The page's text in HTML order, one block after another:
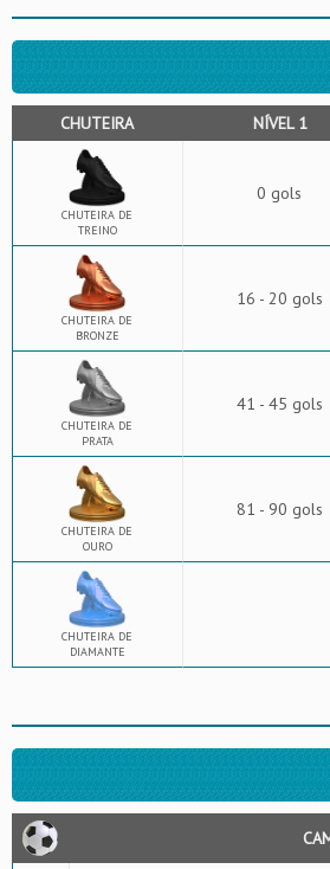
CHUTEIRA NÍVEL 1
CHUTEIRA DE
TREINO
0 gols
CHUTEIRA DE
BRONZE
16 - 20 gols
CHUTEIRA DE
PRATA
41 - 45 gols
CHUTEIRA DE
OURO
81 - 90 gols
CHUTEIRA DE
DIAMANTE